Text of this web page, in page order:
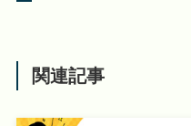
関連記事